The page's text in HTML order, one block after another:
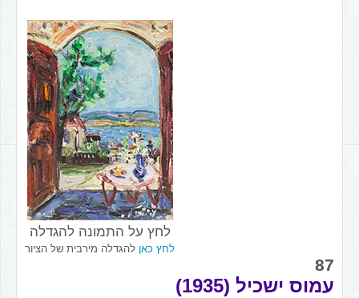
לחץ על התמונה להגדלה
לחץ כאן להגדלה מירבית של הציור
87
עמוס ישכיל (1935)